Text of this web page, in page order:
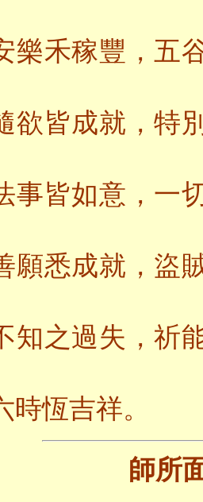
樂禾稼豐，五
欲皆成就，特
事皆如意，一
願悉成就，盜
知之過失，祈
時恆吉祥。
師所